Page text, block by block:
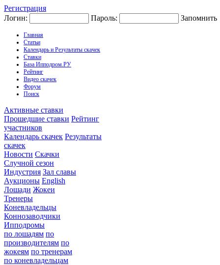
Регистрация
Логин:
Пароль: Запомнить
Главная
Статьи
Календарь и Результаты скачек
Ставки
База Ипподром.РУ
Рейтинг
Видео скачек
Форум
Поиск
Активные ставки
Прошедшие ставки Рейтинг
участников
Календарь скачек Результаты
скачек
Новости Скачки
Случной сезон
Индустрия Зал славы
Аукционы English
Лошади Жокеи
Тренеры
Коневладельцы
Коннозаводчики
Ипподромы
по лошадям по
производителям по
жокеям по тренерам
по коневладельцам